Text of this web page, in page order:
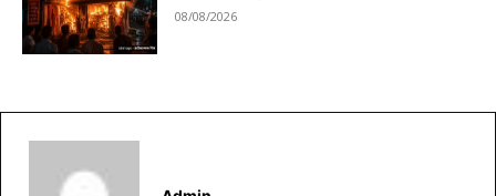
08/08/2026